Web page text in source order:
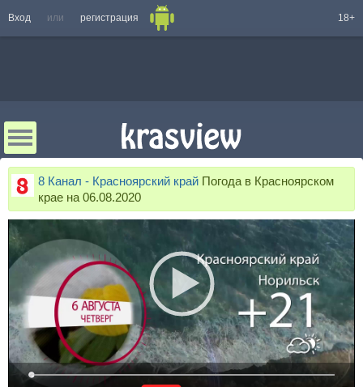
Вход или регистрация 18+
8 Канал - Красноярский край Погода в Красноярском
крае на 06.08.2020